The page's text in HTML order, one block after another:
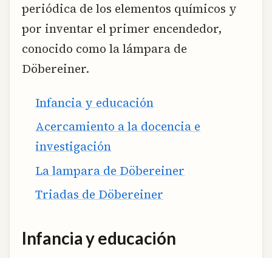
periódica de los elementos químicos y
por inventar el primer encendedor,
conocido como la lámpara de
Döbereiner.
Infancia y educación
Acercamiento a la docencia e
investigación
La lampara de Döbereiner
Triadas de Döbereiner
Infancia y educación